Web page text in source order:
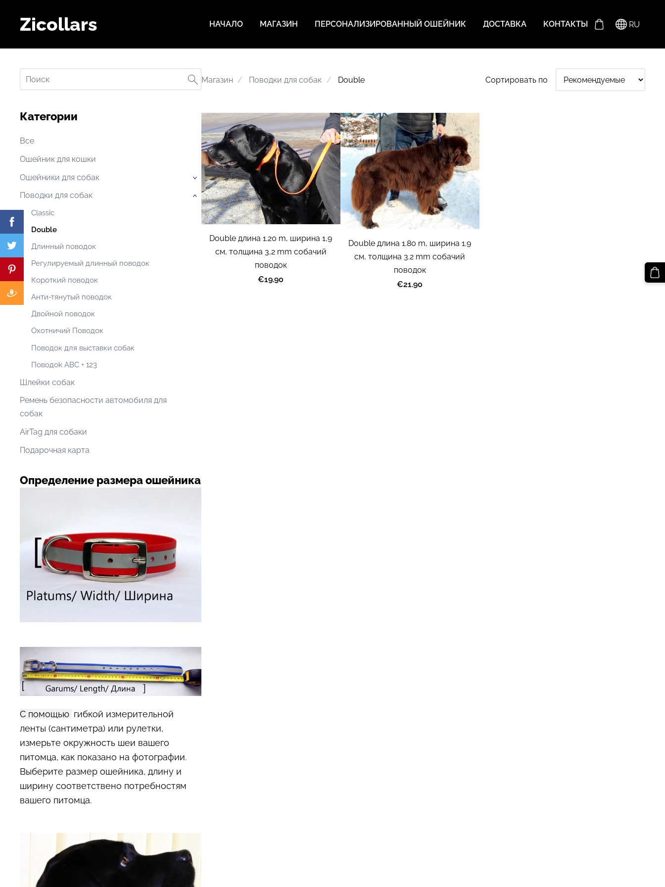
Zicollars НАЧАЛО MАГАЗИН ПЕРСОНАЛИЗИРОВАННЫЙ ОШЕЙНИК ДОСТАВКА KОНТАКТЫ RU
Категории
Все
Ошейник для кошки
Oшейники для собак
›
Поводки для собак
Classic
Double
Длинный поводок
Регулируемый длинный поводок
Короткий поводок
Анти-тянутый поводок
Двойной поводок
Охотничий Поводок
Поводoк для выставки собак
Поводоk ABC + 123
›
Шлейки собак
Pемень безопасности автомобиля для
собак
AirTag для собаки
Подарочная карта
Определение размера ошейника
С помощью гибкой измерительной
ленты (сантиметра) или рулетки,
измерьте окружность шеи вашего
питомца, как показано на фотографии.
Выберите размер ошейника, длину и
ширину соответствено потребностям
вашего питомца.
Mагазин Поводки для собак Double Сортировать по
Double длина 1.20 m, ширина 1,9
cм, толщина 3,2 mm собачий
поводок
€19.90
Double длина 1.80 m, ширина 1.9
cм, толщина 3.2 mm собачий
поводок
€21.90